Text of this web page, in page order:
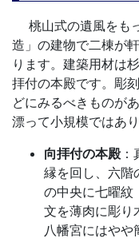
桃山式の遺風をも
造」の建物で二棟が
ります。建築用材は
拝付の本殿です。彫
どにみるべきものが
漂って小規模ではあ
向拝付の本殿：
縁を回し、六階
の中央に七曜紋
文を薄肉に彫り
八幡宮にはやや